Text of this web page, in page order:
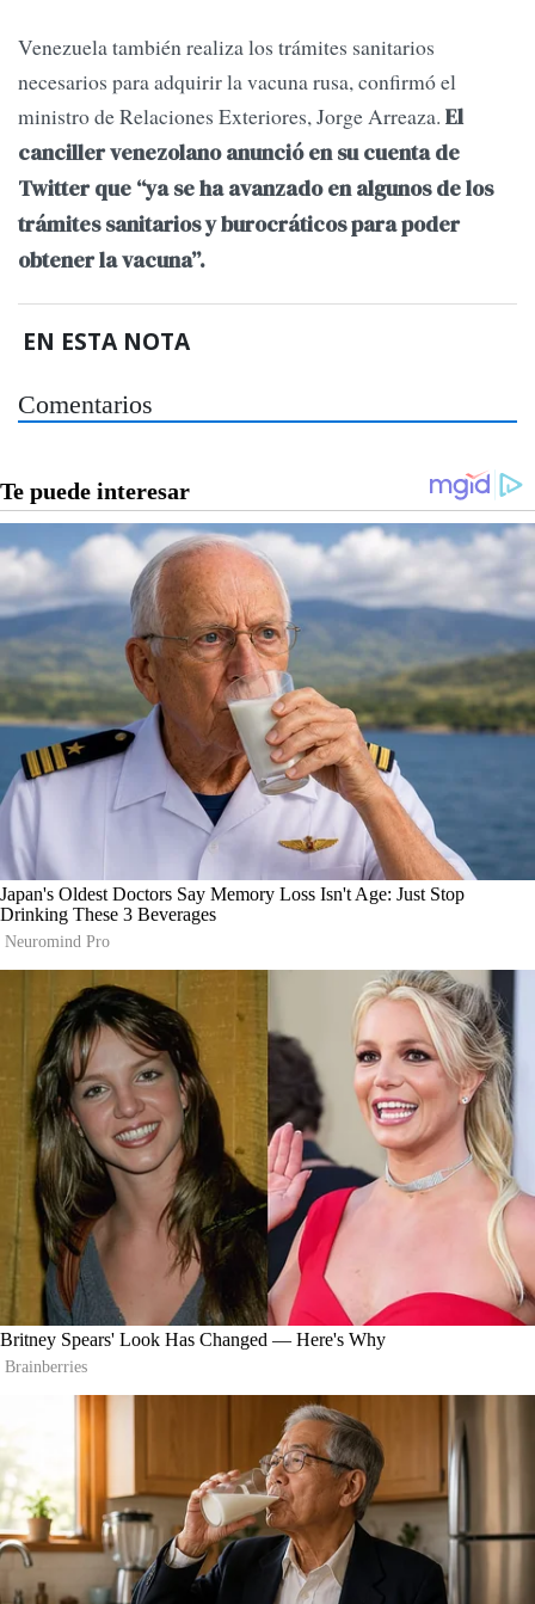
Venezuela también realiza los trámites sanitarios
necesarios para adquirir la vacuna rusa, confirmó el
ministro de Relaciones Exteriores, Jorge Arreaza. El
canciller venezolano anunció en su cuenta de
Twitter que “ya se ha avanzado en algunos de los
trámites sanitarios y burocráticos para poder
obtener la vacuna”.
EN ESTA NOTA
Comentarios